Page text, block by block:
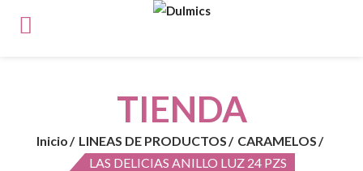
TIENDA
Inicio LINEAS DE PRODUCTOS
CARAMELOS
LAS DELICIAS ANILLO LUZ 24 PZS